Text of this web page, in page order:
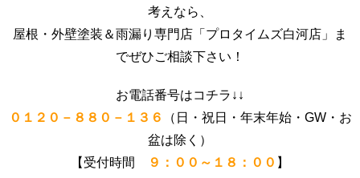
考えなら、
屋根・外壁塗装＆雨漏り専門店「プロタイムズ白河店」ま
でぜひご相談下さい！
お電話番号はコチラ↓↓
０１２０－８８０－１３６
（日・祝日・年末年始・GW・お
盆は除く）
【受付時間
９：００～１８：００ 】